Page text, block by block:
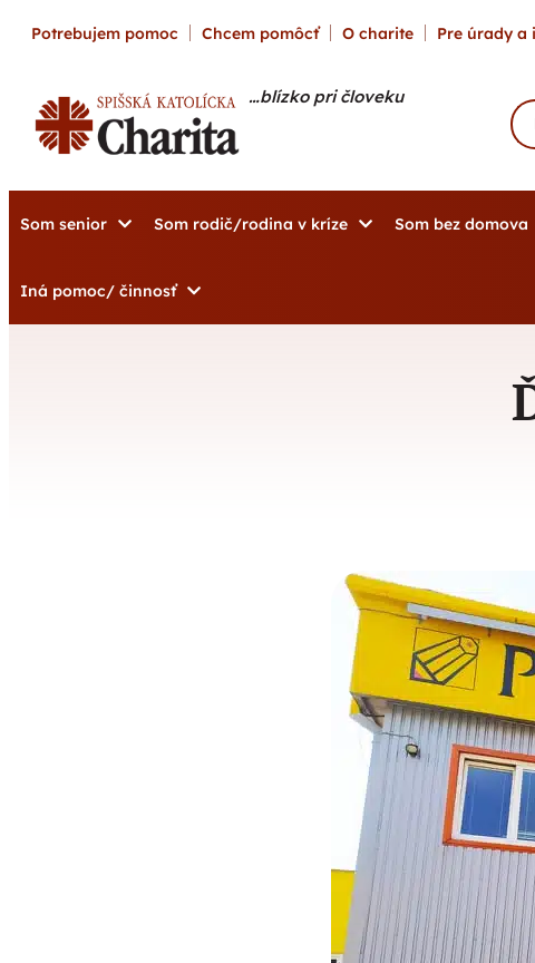
Potrebujem pomoc Chcem pomôcť O charite Pre úrady a
…blízko pri človeku
Som senior Som rodič/rodina v kríze Som bez domova
Iná pomoc/ činnosť